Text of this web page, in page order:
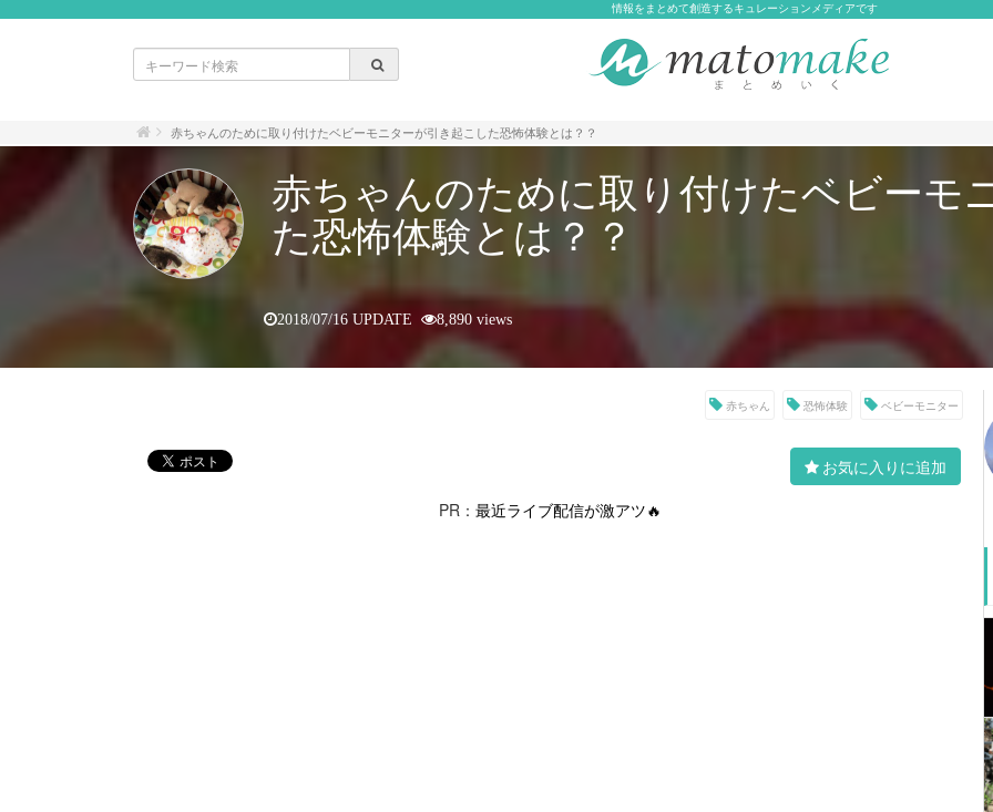
情報をまとめて創造するキュレーションメディアです
赤ちゃんのために取り付けたベビーモニターが引き起こした恐怖体験とは？？
赤ちゃんのために取り付けたベビーモ
た恐怖体験とは？？
2018/07/16 UPDATE 8,890 views
赤ちゃん 恐怖体験 ベビーモニター
お気に入りに追加
PR： 最近ライブ配信が激アツ🔥